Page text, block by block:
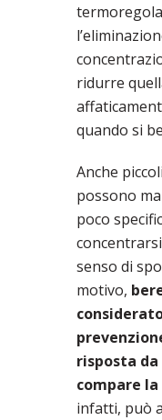
ridurre
quando si
Anche
possono
poco
senso di
motivo,
risposta
compare
infatti, può